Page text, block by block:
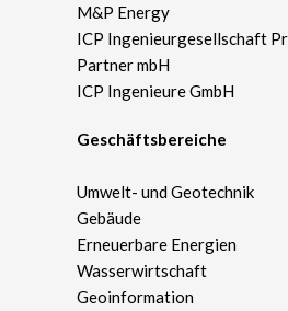
Geschäftsbereiche
Umwelt- und Geotechnik
Gebäude
Erneuerbare Energien
Wasserwirtschaft
Geoinformation
M&P Energy
ICP Ingenieurgesellschaft
Partner mbH
ICP Ingenieure GmbH